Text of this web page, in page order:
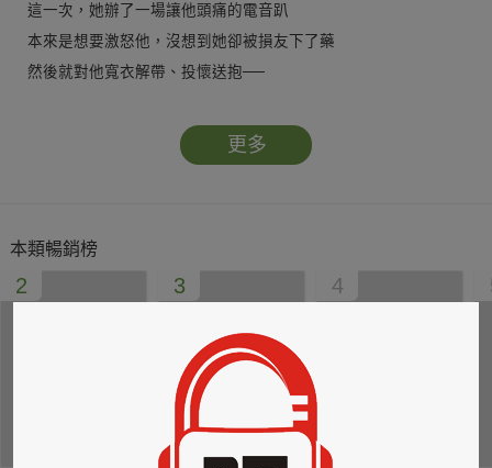
這一次，她辦了一場讓他頭痛的電音趴
本來是想要激怒他，沒想到她卻被損友下了藥
然後就對他寬衣解帶、投懷送抱──
他居然硬是hold住，堅守住最後一道防線?!
莫非……他根本就「不行」？
後來，一場差點奪走他的意外
讓她終於願意正視自己的感情
更多
本類暢銷榜
2 3 4